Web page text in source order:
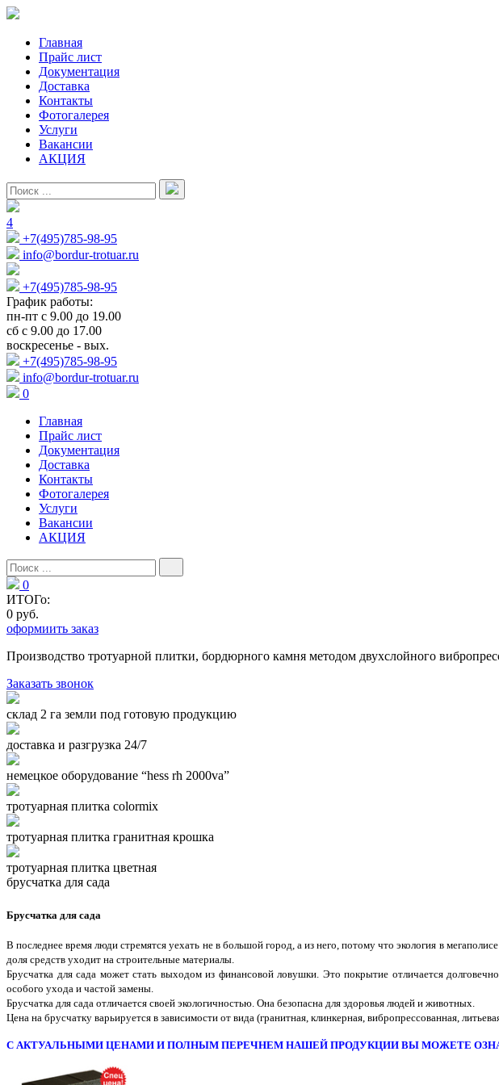
Главная
Прайс лист
Документация
Доставка
Контакты
Фотогалерея
Услуги
Вакансии
АКЦИЯ
4
+7(495)785-98-95
info@bordur-trotuar.ru
+7(495)785-98-95
График работы:
пн-пт с 9.00 до 19.00
сб с 9.00 до 17.00
воскресенье - вых.
+7(495)785-98-95
info@bordur-trotuar.ru
0
Главная
Прайс лист
Документация
Доставка
Контакты
Фотогалерея
Услуги
Вакансии
АКЦИЯ
0
ИТОГо:
0 руб.
оформиить заказ
Производство тротуарной плитки, бордюрного камня методом двухслойного
Заказать звонок
склад 2 га земли под готовую продукцию
доставка и разгрузка 24/7
немецкое оборудование “hess rh 2000va”
тротуарная плитка colormix
тротуарная плитка гранитная крошка
тротуарная плитка цветная
брусчатка для сада
Брусчатка для сада
В последнее время люди стремятся уехать не в большой город, а из него, потому что экология в
доля средств уходит на строительные материалы.
Брусчатка для сада может стать выходом из финансовой ловушки. Это покрытие отличается
особого ухода и частой замены.
Брусчатка для сада отличается своей экологичностью. Она безопасна для здоровья людей и животных.
Цена на брусчатку варьируется в зависимости от вида (гранитная, клинкерная, вибропрессованная,
С АКТУАЛЬНЫМИ ЦЕНАМИ И ПОЛНЫМ ПЕРЕЧНЕМ НАШЕЙ ПРОДУКЦИИ ВЫ МОЖЕТЕ